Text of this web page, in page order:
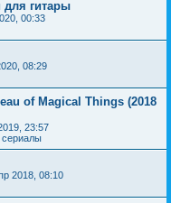
для гитары
00:33
08:29
of Magical Things (2018
23:57
2018, 08:10